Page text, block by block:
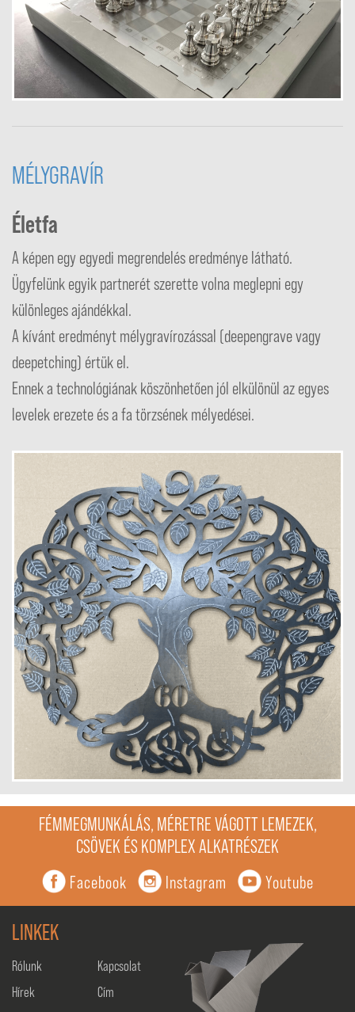
MÉLYGRAVÍR
Életfa
A képen egy egyedi megrendelés eredménye látható.
Ügyfelünk egyik partnerét szerette volna meglepni egy
különleges ajándékkal.
A kívánt eredményt mélygravírozással (deepengrave vagy
deepetching) értük el.
Ennek a technológiának köszönhetően jól elkülönül az egyes
levelek erezete és a fa törzsének mélyedései.
FÉMMEGMUNKÁLÁS, MÉRETRE VÁGOTT LEMEZEK,
CSÖVEK ÉS KOMPLEX ALKATRÉSZEK
Facebook Instagram Youtube
LINKEK
Rólunk
Hírek
Kapcsolat
Cím